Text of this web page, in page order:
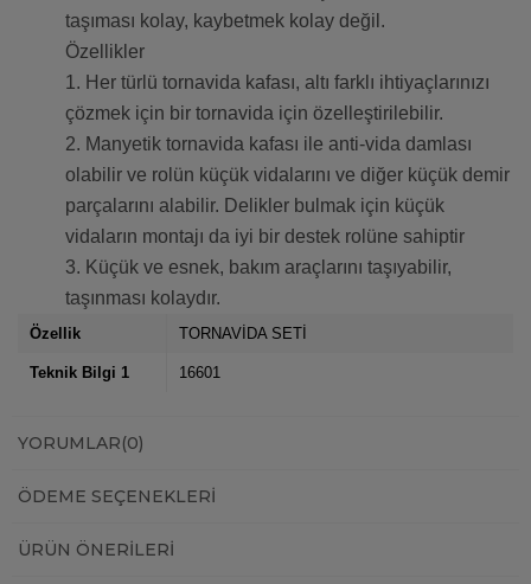
taşıması kolay, kaybetmek kolay değil.
Özellikler
1. Her türlü tornavida kafası, altı farklı ihtiyaçlarınızı
çözmek için bir tornavida için özelleştirilebilir.
2. Manyetik tornavida kafası ile anti-vida damlası
olabilir ve rolün küçük vidalarını ve diğer küçük demir
parçalarını alabilir. Delikler bulmak için küçük
vidaların montajı da iyi bir destek rolüne sahiptir
3. Küçük ve esnek, bakım araçlarını taşıyabilir,
taşınması kolaydır.
Özellik TORNAVİDA SETİ
Teknik Bilgi 1 16601
YORUMLAR(0)
ÖDEME SEÇENEKLERI
ÜRÜN ÖNERILERI